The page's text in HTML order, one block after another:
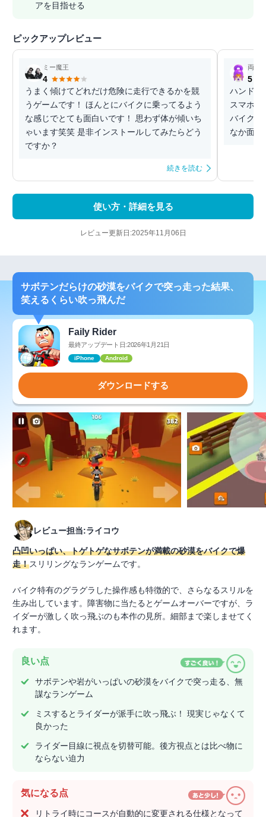
アを目指せる
ピックアップレビュー
ミー魔王
4
うまく傾けてどれだけ危険に走行できるかを競
うゲームです！ ほんとにバイクに乗ってるよう
な感じでとても面白いです！ 思わず体が傾いち
ゃいます笑笑 是非インストールしてみたらどう
ですか？
続きを読む
両儀
5
ハンドル
スマホを
バイク系
なか面白
使い方・詳細を見る
レビュー更新日:2025年11月06日
サボテンだらけの砂漠をバイクで突っ走った結果、
笑えるくらい吹っ飛んだ
Faily Rider
最終アップデート日:2026年1月21日
iPhone Android
ダウンロードする
レビュー担当:ライコウ
凸凹いっぱい、トゲトゲなサボテンが満載の砂漠をバイクで爆
走！スリリングなランゲームです。
バイク特有のグラグラした操作感も特徴的で、さらなるスリルを
生み出しています。障害物に当たるとゲームオーバーですが、ラ
イダーが激しく吹っ飛ぶのも本作の見所。細部まで楽しませてく
れます。
良い点
サボテンや岩がいっぱいの砂漠をバイクで突っ走る、無
謀なランゲーム
ミスするとライダーが派手に吹っ飛ぶ！ 現実じゃなくて
良かった
ライダー目線に視点を切替可能。後方視点とは比べ物に
ならない迫力
気になる点
リトライ時にコースが自動的に変更される仕様となって